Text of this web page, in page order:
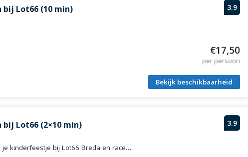
3.9
Lot66 (10 min)
€17,50
per persoon
Bekijk beschikbaarheid
3.9
Lot66 (2×10 min)
kinderfeestje bij Lot66 Breda en race…